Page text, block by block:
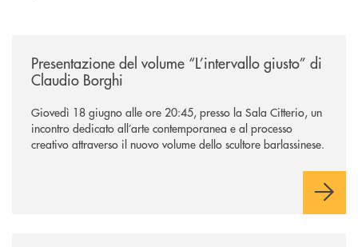
Presentazione del volume “L’intervallo giusto” di
Claudio Borghi
Giovedì 18 giugno alle ore 20:45, presso la Sala Citterio, un
incontro dedicato all’arte contemporanea e al processo
creativo attraverso il nuovo volume dello scultore barlassinese.